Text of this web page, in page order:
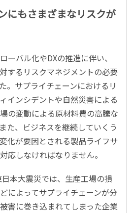
にもさまざまなリスクが
ーバル化やDXの推進に伴い、
するリスクマネジメントの必要
。サプライチェーンにおけるリ
インシデントや自然災害による
の変動による原材料費の高騰な
た、ビジネスを継続していくう
化が要因とされる製品ライフサ
応しなければなりません。
本大震災では、生産工場の損
によってサプライチェーンが分
害に巻き込まれてしまった企業